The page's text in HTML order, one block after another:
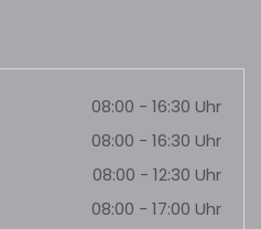
08:00 - 16:30 Uhr
08:00 - 16:30 Uhr
08:00 - 12:30 Uhr
08:00 - 17:00 Uhr